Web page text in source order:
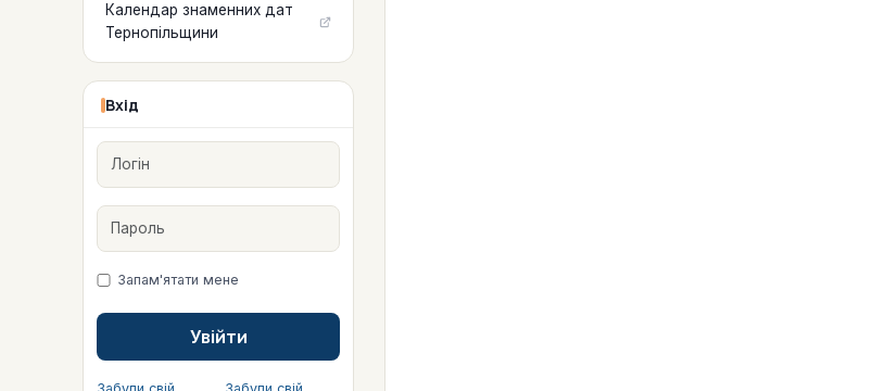
Календар знаменних дат
Тернопільщини
Вхід
Логін
Пароль
Запам'ятати мене
Увійти